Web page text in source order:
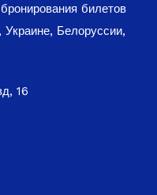
билетов
Белоруссии,
16